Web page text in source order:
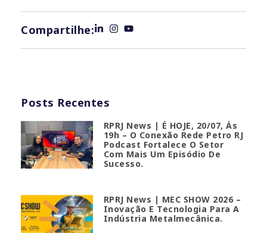
Compartilhe:
Posts Recentes
RPRJ News | É HOJE, 20/07, Às
19h – O Conexão Rede Petro RJ
Podcast Fortalece O Setor
Com Mais Um Episódio De
Sucesso.
RPRJ News | MEC SHOW 2026 –
Inovação E Tecnologia Para A
Indústria Metalmecânica.